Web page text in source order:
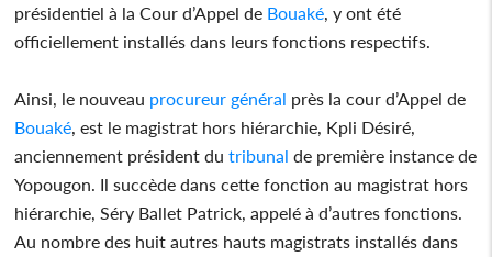
présidentiel à la Cour d’Appel de Bouaké , y ont été
officiellement installés dans leurs fonctions respectifs.
Ainsi, le nouveau procureur général près la cour d’Appel de
Bouaké , est le magistrat hors hiérarchie, Kpli Désiré,
anciennement président du tribunal de première instance de
Yopougon. Il succède dans cette fonction au magistrat hors
hiérarchie, Séry Ballet Patrick, appelé à d’autres fonctions.
Au nombre des huit autres hauts magistrats installés dans